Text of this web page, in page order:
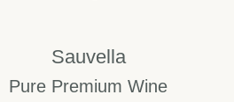
Sauvella
Pure Premium Wine